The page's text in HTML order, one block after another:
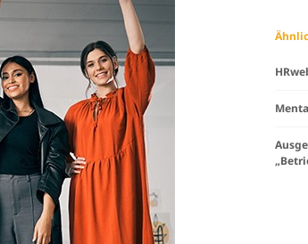
Human Quality
Management
Human Work Index®
BGM Prozess
Leitungsteam